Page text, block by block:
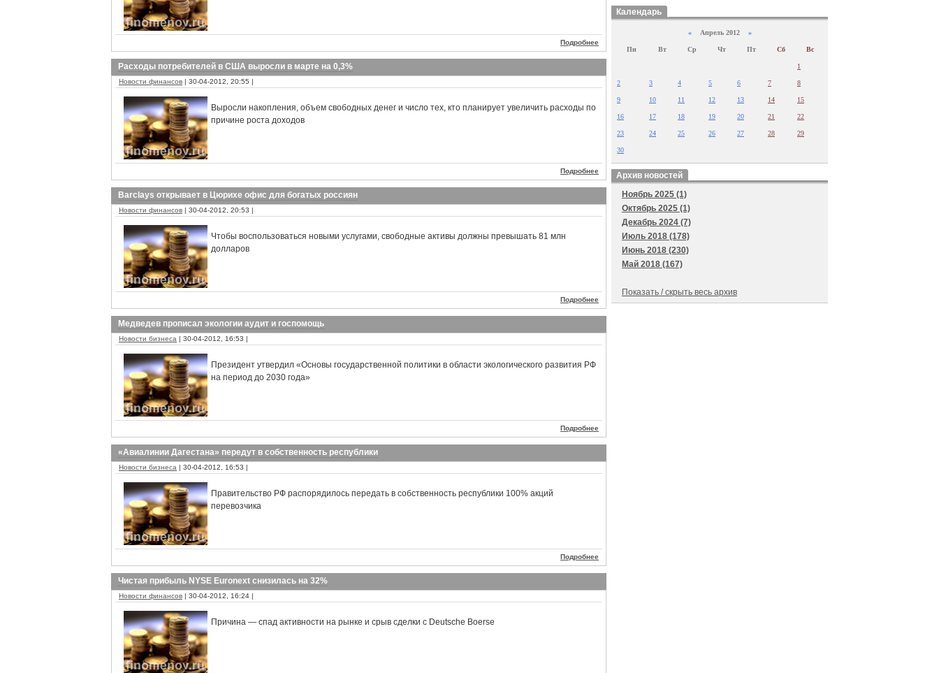
Подробнее
Расходы потребителей в США выросли в марте на 0,3%
Новости финансов | 30-04-2012, 20:55 |
Выросли накопления, объем свободных денег и число тех, кто планирует увеличить расходы по
причине роста доходов
Подробнее
Barclays открывает в Цюрихе офис для богатых россиян
Новости финансов | 30-04-2012, 20:53 |
Чтобы воспользоваться новыми услугами, свободные активы должны превышать 81 млн
долларов
Подробнее
Медведев прописал экологии аудит и госпомощь
Новости бизнеса | 30-04-2012, 16:53 |
Президент утвердил «Основы государственной политики в области экологического развития РФ
на период до 2030 года»
Подробнее
«Авиалинии Дагестана» передут в собственность республики
Новости бизнеса | 30-04-2012, 16:53 |
Правительство РФ распорядилось передать в собственность республики 100% акций
перевозчика
Подробнее
Чистая прибыль NYSE Euronext снизилась на 32%
Новости финансов | 30-04-2012, 16:24 |
Причина — спад активности на рынке и срыв сделки с Deutsche Boerse
Календарь
«Апрель 2012 »
Пн Вт Ср Чт Пт Сб Вс
1
2 3 4 5 6 7 8
9 10 11 12 13 14 15
16 17 18 19 20 21 22
23 24 25 26 27 28 29
30
Архив новостей
Ноябрь 2025 (1)
Октябрь 2025 (1)
Декабрь 2024 (7)
Июль 2018 (178)
Июнь 2018 (230)
Май 2018 (167)
Показать / скрыть весь архив